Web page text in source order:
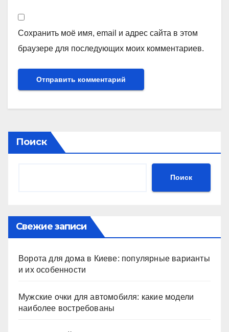
Сохранить моё имя, email и адрес сайта в этом
браузере для последующих моих комментариев.
Поиск
Поиск
Свежие записи
Ворота для дома в Киеве: популярные варианты
и их особенности
Мужские очки для автомобиля: какие модели
наиболее востребованы